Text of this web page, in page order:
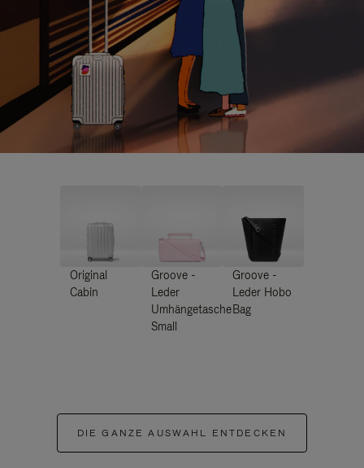
Original
Cabin
Groove -
Leder
Umhängetasche
Small
Groove -
Leder Hobo
Bag
DIE GANZE AUSWAHL ENTDECKEN